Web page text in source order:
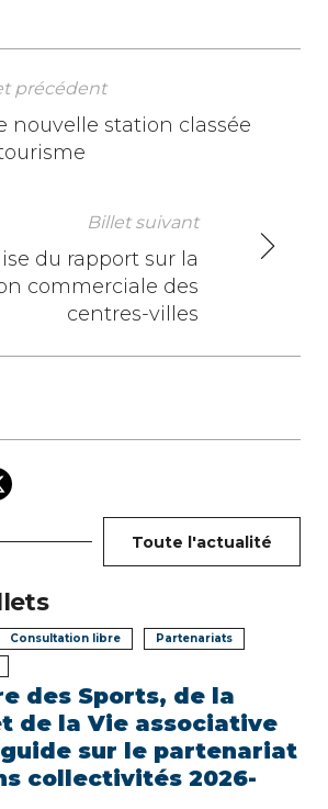
précédent
nouvelle station classée
Billet suivant
du rapport sur la
commerciale des
centres-villes
Toute l'actualité
Consultation libre
Partenariats
des Sports, de la
de la Vie associative
sur le partenariat
collectivités 2026-